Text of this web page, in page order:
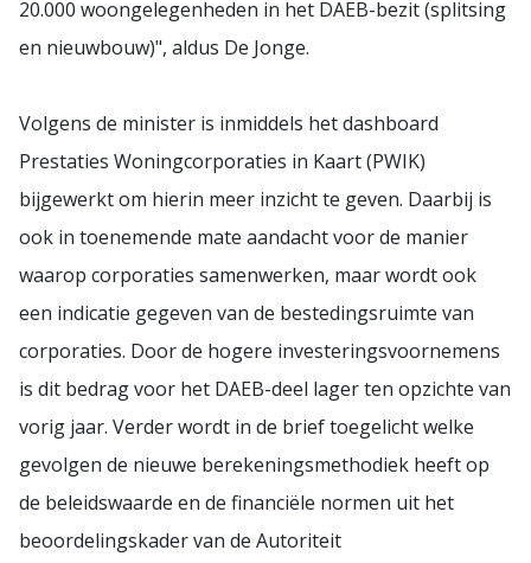
20.000 woongelegenheden in het DAEB-bezit (splitsing
en nieuwbouw)", aldus De Jonge.
Volgens de minister is inmiddels het dashboard
Prestaties Woningcorporaties in Kaart (PWIK)
bijgewerkt om hierin meer inzicht te geven. Daarbij is
ook in toenemende mate aandacht voor de manier
waarop corporaties samenwerken, maar wordt ook
een indicatie gegeven van de bestedingsruimte van
corporaties. Door de hogere investeringsvoornemens
is dit bedrag voor het DAEB-deel lager ten opzichte van
vorig jaar. Verder wordt in de brief toegelicht welke
gevolgen de nieuwe berekeningsmethodiek heeft op
de beleidswaarde en de financiële normen uit het
beoordelingskader van de Autoriteit